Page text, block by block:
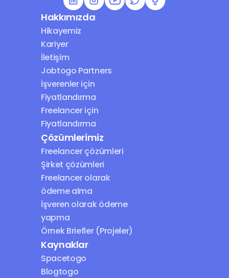
Hakkımızda
Hikayemiz
Kariyer
İletişim
Jobtogo Partners
İşverenler için
Fiyatlandırma
Freelancer için
Fiyatlandırma
Çözümlerimiz
Freelancer çözümleri
Şirket çözümleri
Freelancer olarak
ödeme alma
İşveren olarak ödeme
yapma
Örnek Briefler (Projeler)
Kaynaklar
Spacetogo
Blogtogo